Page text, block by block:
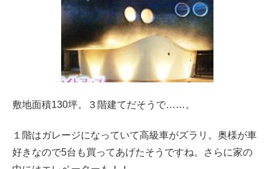
敷地面積130坪。３階建てだそうで……。
１階はガレージになっていて高級車がズラリ。奥様が車
好きなので5台も買ってあげたそうですね。さらに家の